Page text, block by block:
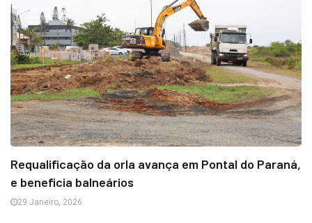
Requalificação da orla avança em Pontal do Paraná,
e beneficia balneários
29 Janeiro, 2026